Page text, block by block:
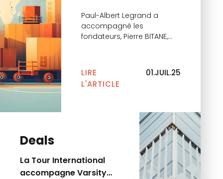
adossement au groupe
GO! Formations Groupe
Paul-Albert Legrand a
accompagné les
fondateurs, Pierre BITANE,
de l’adossement d’Institut
NEMO au GO! Formations
Groupe. Institut NEMO est
spécialisé dans les métiers
de la logistique et du
LIRE
L'ARTICLE
01.JUIL.25
Deals
La Tour International
accompagne Varsity